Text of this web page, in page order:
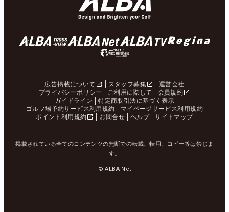
広告掲載について スタッフ募集
運営会社
プライバシーポリシー
ご利用に際して
会員規約
ガイドライン
特定商取引法に基づく表示
ゴルフ場予約サービス利用規約
マイページサービス利用規約
ポイント利用規約
お問合せ ヘルプ サイトマップ
掲載されている全てのコンテンツの無断での転載、転用、コピー等は禁じま
す。
© ALBA Net